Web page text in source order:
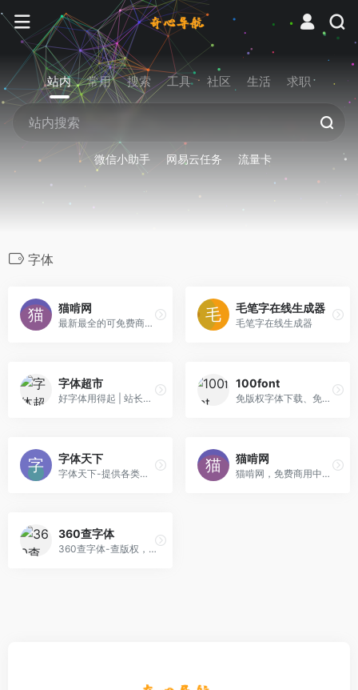
站内 常用 搜索 工具 社区 生活 求职
微信小助手 网易云任务 流量卡
字体
猫啃网
最新最全的可免费商用中文字体下载网站
毛笔字在线生成器
毛笔字在线生成器
字体超市
好字体用得起 | 站长之家旗下网站！
100font
免版权字体下载、免费商用字体下载网站
字体天下
字体天下-提供各类字体的免费下载和在线预览服务
猫啃网
猫啃网，免费商用中文字体下载！
360查字体
360查字体-查版权，免纠纷